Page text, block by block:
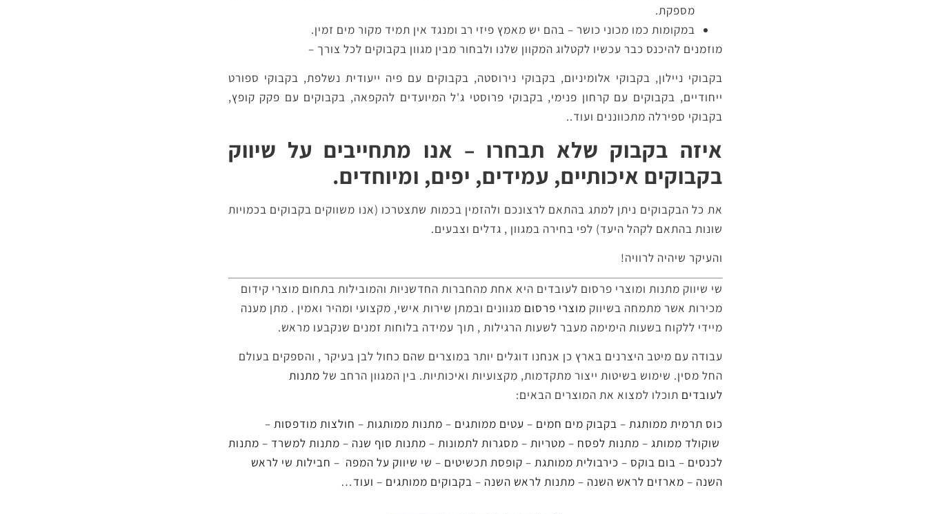
מספקת.
במקומות כמו מכוני כושר – בהם יש מאמץ פיזי רב ומנגד אין תמיד מקור מים זמין.
מוזמנים להיכנס כבר עכשיו לקטלוג המקוון שלנו ולבחור מבין מגוון בקבוקים לכל צורך –
בקבוקי ניילון, בקבוקי אלומיניום, בקבוקי נירוסטה, בקבוקים עם פיה ייעודית נשלפת, בקבוקי ספורט
ייחודיים, בקבוקים עם קרחון פנימי, בקבוקי פרוסטי ג'ל המיועדים להקפאה, בקבוקים עם פקק קופץ,
בקבוקי ספירלה מתכווננים ועוד..
איזה בקבוק שלא תבחרו – אנו מתחייבים על שיווק
בקבוקים איכותיים, עמידים, יפים, ומיוחדים.
את כל הבקבוקים ניתן למתג בהתאם לרצונכם ולהזמין בכמות שתצטרכו (אנו משווקים בקבוקים בכמויות
שונות בהתאם לקהל היעד) לפי בחירה במגוון , גדלים וצבעים.
והעיקר שיהיה לרוויה!
שי שיווק מתנות ומוצרי פרסום לעובדים היא אחת מהחברות החדשניות והמובילות בתחום מוצרי קידום
מכירות אשר מתמחה בשיווק מוצרי פרסום מגוונים ובמתן שירות אישי, מקצועי ומהיר ואמין . מתן מענה
מיידי ללקוח בשעות הימימה מעבר לשעות הרגילות , תוך עמידה בלוחות זמנים שנקבעו מראש.
עבודה עם מיטב היצרנים בארץ כן אנחנו דוגלים יותר במוצרים שהם כחול לבן בעיקר , והספקים בעולם
החל מסין. שימוש בשיטות ייצור מתקדמות, מִקצועיות ואיכותיות. בין המגוון הרחב של מתנות
לעובדים תוכלו למצוא את המוצרים הבאים:
כוס תרמית ממותגת – בקבוק מים חמים – עטים ממותגים – מתנות ממותגות – חולצות מודפסות –
שוקולד ממותג – מתנות לפסח – מטריות – מסגרות לתמונות – מתנות סוף שנה – מתנות למשרד – מתנות
לכנסים – בום בוקס – כירבולית ממותגת – קופסת תכשיטים – שי שיווק על המפה – חבילות שי לראש
השנה – מארזים לראש השנה – מתנות לראש השנה – בקבוקים ממותגים – ועוד…